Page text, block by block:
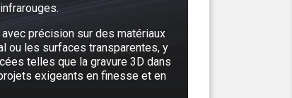
précision sur des matériaux
ou les surfaces transparentes, y
telles que la gravure 3D dans
exigeants en finesse et en